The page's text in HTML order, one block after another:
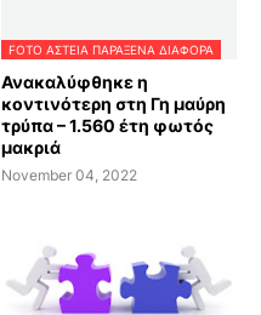
FOTO ΑΣΤΕΙΑ ΠΑΡΑΞΕΝΑ ΔΙΑΦΟΡΑ
Ανακαλύφθηκε η
κοντινότερη στη Γη μαύρη
τρύπα – 1.560 έτη φωτός
μακριά
November 04, 2022